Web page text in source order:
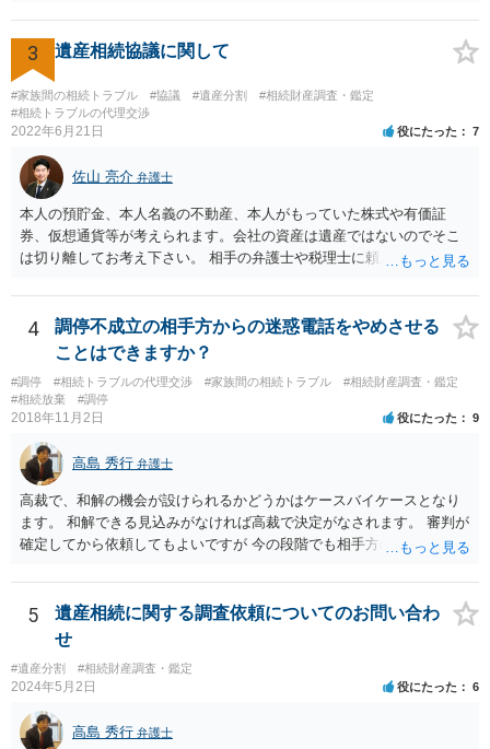
った等)、それも書くとよいです。 書かない方が良いと思うことは、遺
産分割に関係ない(と思われる)いきさつを沢山盛り込むことだと考えま
す(あくまで遺産分割に関係することに留める方が、裁判所や調停委員
の方に事情を理解してもらいやすいと思います)。
3 遺産相続協議に関して
#家族間の相続トラブル #協議 #遺産分割
#相続財産調査・鑑定
#相続トラブルの代理交渉
2022年6月21日 役にたった 7
佐山 亮介 弁護士
本人の預貯金、本人名義の不動産、本人がもっていた株式や有価証
券、仮想通貨等が考えられます。会社の資産は遺産ではないのでそこ
は切り離してお考え下さい。 相手の弁護士や税理士に頼んでも守秘義
意に開示を求め、応じなければ「調査嘱託」という手続きを使って銀
行等に照会をかけることになるでしょう。 不動産は、相続登記が済ん
でいなければ市役所ないし区役所に、お子様と義父様のつながりがわ
かる戸籍一式を揃えてもちこみ、「名寄せ」という手続きをすると、
分かると思います。遺産分割協議書の偽造等により既に相続登記され
てしまっている場合は、住所などに当たりをつけて登記名義を調べて
すが、現代では、各々が自由に価格設定をしていますので、特に相場
はお示しできません。ただし、かつて日本弁護士連合会が設けていた
報酬基準を踏まえて価格設定している弁護士は一定数いると思います
ので、それが一応の目安となるでしょう。
4
調停不成立の相手方からの迷惑電話をやめさせる
ことはできますか？
#調停 #相続トラブルの代理交渉 #家族間の相続トラブル
#相続財産調査・鑑定
#相続放棄
#調停
2018年11月2日 役にたった 9
高島 秀行 弁護士
高裁で、和解の機会が設けられるかどうかはケースバイケースとなり
ます。 和解できる見込みがなければ高裁で決定がなされます。 審判が
確定してから依頼してもよいですが 今の段階でも相手方の連絡が迷惑
5
遺産相続に関する調査依頼についてのお問い合わ
せ
#遺産分割 #相続財産調査・鑑定
2024年5月2日 役にたった 6
高島 秀行 弁護士